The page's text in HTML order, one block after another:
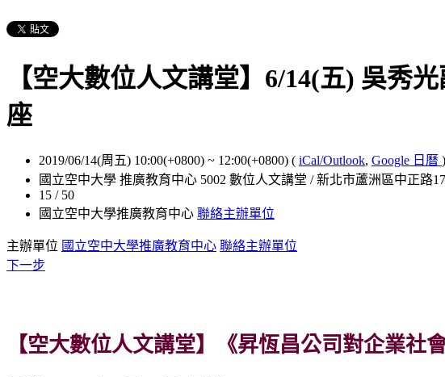
【空大數位人文講堂】6/14(五) 吳秀
座
2019/06/14(周五) 10:00(+0800) ~ 12:00(+0800) ( iCal/Outlook, Google 日曆 )
國立空中大學 推廣教育中心 5002 數位人文講堂 / 新北市蘆洲區中正路
15 / 50
國立空中大學推廣教育中心 聯絡主辦單位
主辦單位 國立空中大學推廣教育中心 聯絡主辦單位
下一步
【空大數位人文講堂】《昇恆昌公司對企業社